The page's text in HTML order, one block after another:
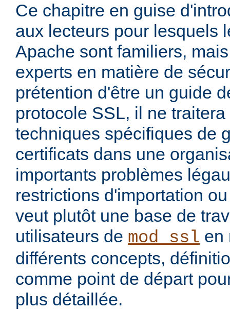
Ce chapitre en guise
aux lecteurs pour lesquels
Apache sont familiers,
experts en matière de
prétention d'être un guide
protocole SSL, il ne
techniques spécifiques de
certificats dans une
importants problèmes
restrictions d'importation
veut plutôt une base de
utilisateurs de mod_ssl en
différents concepts,
comme point de départ
plus détaillée.